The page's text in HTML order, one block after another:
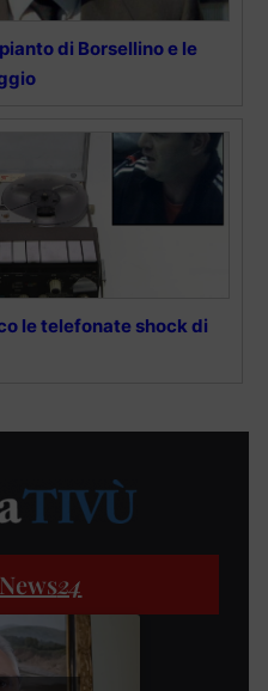
di Borsellino e le
le telefonate shock di
24